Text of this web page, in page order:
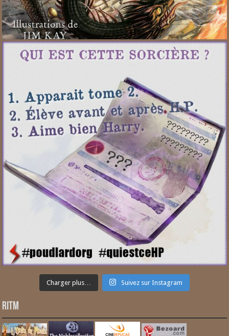
Charger plus… Suivez sur Instagram
RITM